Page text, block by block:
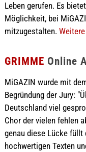
Leben gerufen. Es
Möglichkeit, bei
mitzugestalten.
GRIMME Online
MiGAZIN wurde mit
Begründung der Jury:
Deutschland viel
Chor der vielen fehlen
genau diese Lücke
hochwertigen Texten